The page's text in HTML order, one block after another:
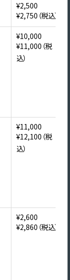
¥2,500
¥2,750（税込）
¥10,000
¥11,000（税
込）
¥11,000
¥12,100（税
込）
¥2,600
¥2,860（税込）